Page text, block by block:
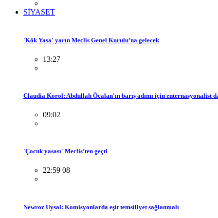
SİYASET
'Kök Yasa' yarın Meclis Genel Kurulu’na gelecek
13:27
Claudia Korol: Abdullah Öcalan'ın barış adımı için enternasyonalist
09:02
'Çocuk yasası' Meclis’ten geçti
22:59 08
Newroz Uysal: Komisyonlarda eşit temsiliyet sağlanmalı